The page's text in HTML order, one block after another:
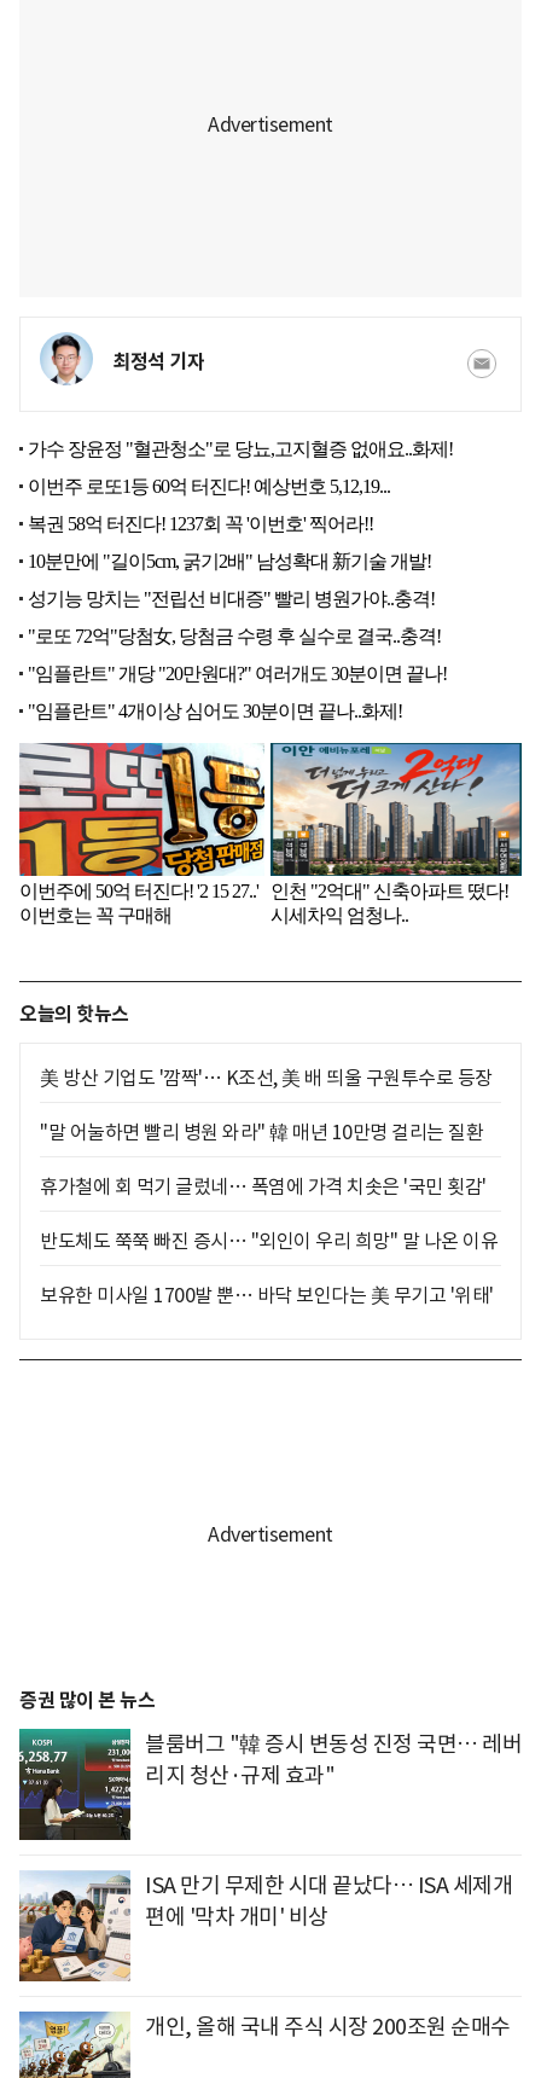
최정석 기자
오늘의 핫뉴스
美 방산 기업도 '깜짝'… K조선, 美 배 띄울 구원투수로 등장
"말 어눌하면 빨리 병원 와라" 韓 매년 10만명 걸리는 질환
휴가철에 회 먹기 글렀네… 폭염에 가격 치솟은 '국민 횟감'
반도체도 쭉쭉 빠진 증시… "외인이 우리 희망" 말 나온 이유
보유한 미사일 1700발 뿐… 바닥 보인다는 美 무기고 '위태'
증권 많이 본 뉴스
블룸버그 "韓 증시 변동성 진정 국면… 레버
리지 청산·규제 효과"
ISA 만기 무제한 시대 끝났다… ISA 세제개
편에 '막차 개미' 비상
개인, 올해 국내 주식 시장 200조원 순매수